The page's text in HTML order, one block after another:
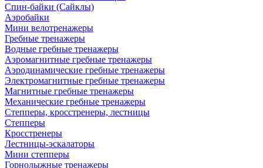
Спин-байки (Сайклы)
Аэробайки
Мини велотренажеры
Гребные тренажеры
Водные гребные тренажеры
Аэромагнитные гребные тренажеры
Аэродинамические гребные тренажеры
Электромагнитные гребные тренажеры
Магнитные гребные тренажеры
Механические гребные тренажеры
Степперы, кросстренеры, лестницы
Степперы
Кросстренеры
Лестницы-эскалаторы
Мини степперы
Горнолыжные тренажеры